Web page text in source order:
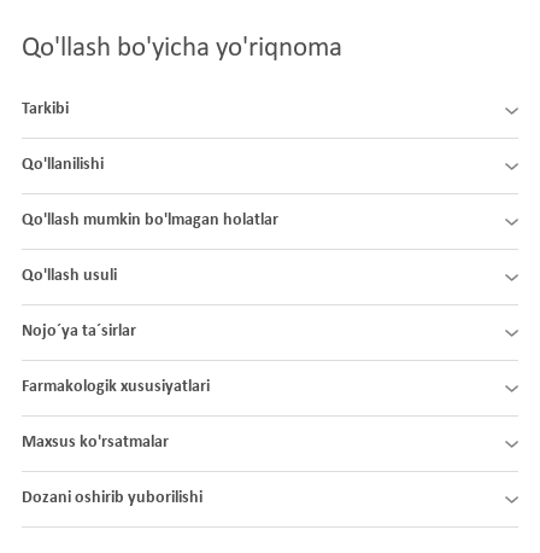
Qo'llash bo'yicha yo'riqnoma
Tarkibi
Qo'llanilishi
Qo'llash mumkin bo'lmagan holatlar
Qo'llash usuli
Nojo´ya ta´sirlar
Farmakologik xususiyatlari
Maxsus ko'rsatmalar
Dozani oshirib yuborilishi